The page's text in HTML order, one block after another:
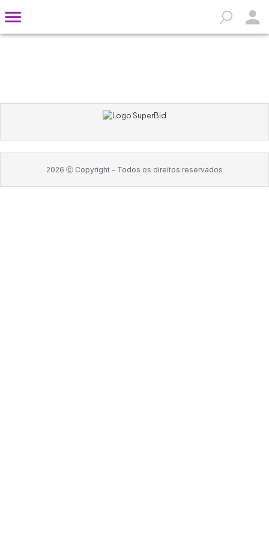
2026 Ⓒ Copyright - Todos os direitos reservados